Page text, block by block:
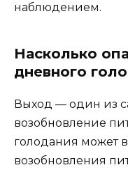
наблюдением.
Насколько
дневного
Выход — один из
возобновление
голодания может
возобновления